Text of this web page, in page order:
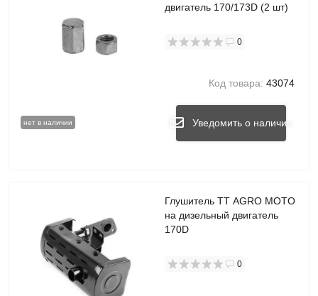
нет в наличии
двигатель 170/173D (2 шт)
0
Код товара: 43074
Уведомить о наличии
Глушитель TT AGRO MOTO
на дизельный двигатель
170D
0